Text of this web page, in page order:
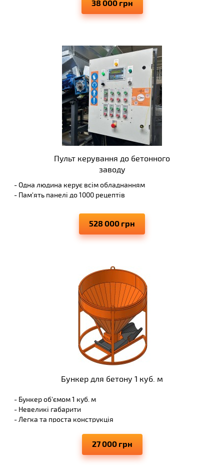
38 000 грн
Пульт керування до бетонного
заводу
528 000 грн
- Одна людина керує всім обладнанням
- Пам'ять панелі до 1000 рецептів
- Звітність до 5 років
Бункер для бетону 1 куб. м
27 000 грн
- Бункер об'ємом 1 куб. м
- Невеликі габарити
- Легка та проста конструкція